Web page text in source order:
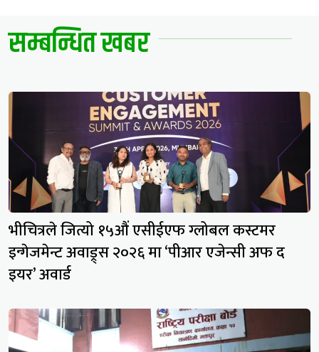
सम्बन्धित खबर
भीचित्रले जित्यो १५औं एसीईएफ ग्लोबल कस्टमर
इन्गेजमेन्ट अवाड्र्स २०२६ मा ‘पीआर एजेन्सी अफ द
इयर’ अवार्ड